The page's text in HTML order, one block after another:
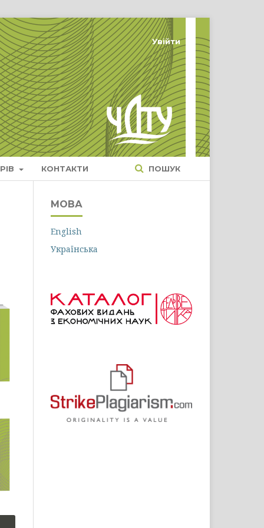
КОНТАКТИ ПОШУК
Увійти
МОВА
English
Українська